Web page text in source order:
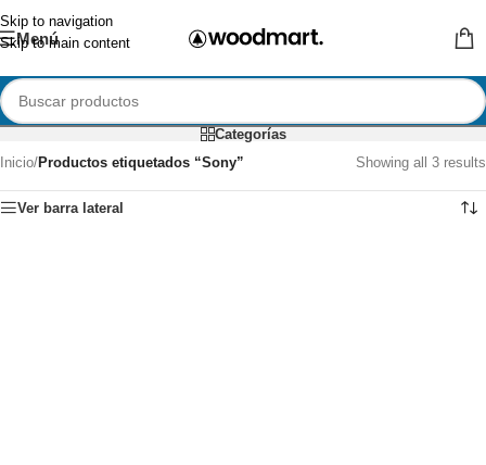
Skip to navigation
Skip to main content
Menú
Categorías
Inicio/Productos etiquetados “Sony” Showing all 3 results
Ver barra lateral